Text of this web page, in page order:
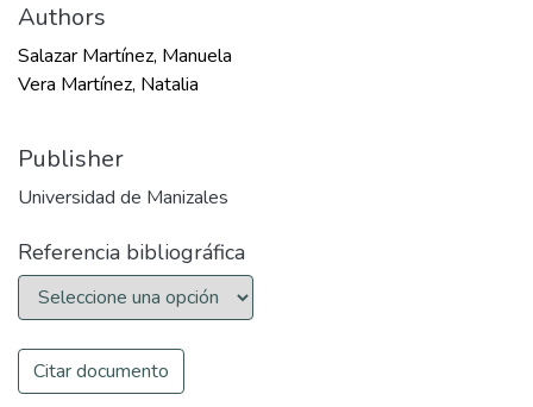
Authors
Salazar Martínez, Manuela
Vera Martínez, Natalia
Publisher
Universidad de Manizales
Referencia bibliográfica
Citar documento